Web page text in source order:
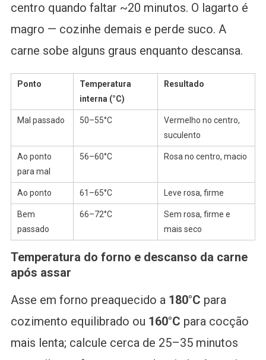
centro quando faltar ~20 minutos. O lagarto é
magro — cozinhe demais e perde suco. A
carne sobe alguns graus enquanto descansa.
Ponto
Temperatura
interna (°C)
Resultado
Mal passado 50–55°C
Vermelho no centro,
suculento
Ao ponto
para mal
56–60°C Rosa no centro, macio
Ao ponto 61–65°C Leve rosa, firme
Bem
passado
66–72°C
Sem rosa, firme e
mais seco
Temperatura do forno e descanso da carne
após assar
Asse em forno preaquecido a 180°C para
cozimento equilibrado ou 160°C para cocção
mais lenta; calcule cerca de 25–35 minutos